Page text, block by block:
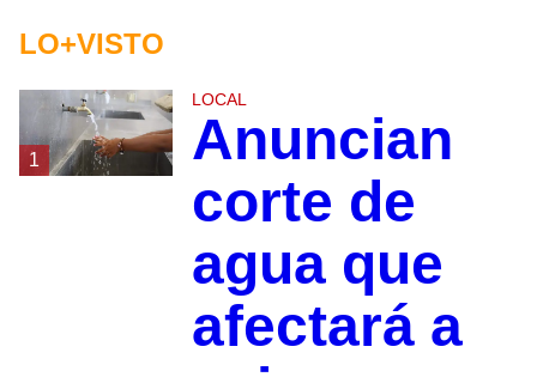
LO+VISTO
1
LOCAL
Anuncian
corte de
agua que
afectará a